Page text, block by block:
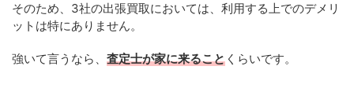
そのため、3社の出張買取においては、利用する上でのデメリ
ットは特にありません。
強いて言うなら、 査定士が家に来ること くらいです。